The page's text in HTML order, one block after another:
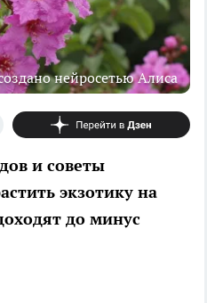
нейросетью Алиса
и советы
экзотику на
до минус